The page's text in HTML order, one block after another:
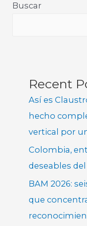
Buscar
Recent
Así es
hecho
vertical por
Colombia,
deseables
BAM 2026:
que